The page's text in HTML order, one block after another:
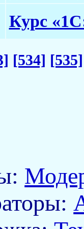
Курс
[534] [535]